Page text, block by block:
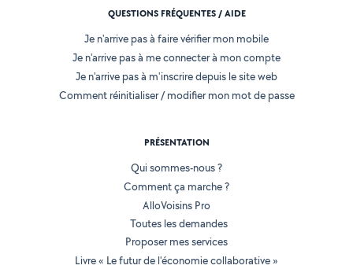
QUESTIONS FRÉQUENTES / AIDE
Je n'arrive pas à faire vérifier mon mobile
Je n'arrive pas à me connecter à mon compte
Je n'arrive pas à m'inscrire depuis le site web
Comment réinitialiser / modifier mon mot de passe
PRÉSENTATION
Qui sommes-nous ?
Comment ça marche ?
AlloVoisins Pro
Toutes les demandes
Proposer mes services
Livre « Le futur de l'économie collaborative »